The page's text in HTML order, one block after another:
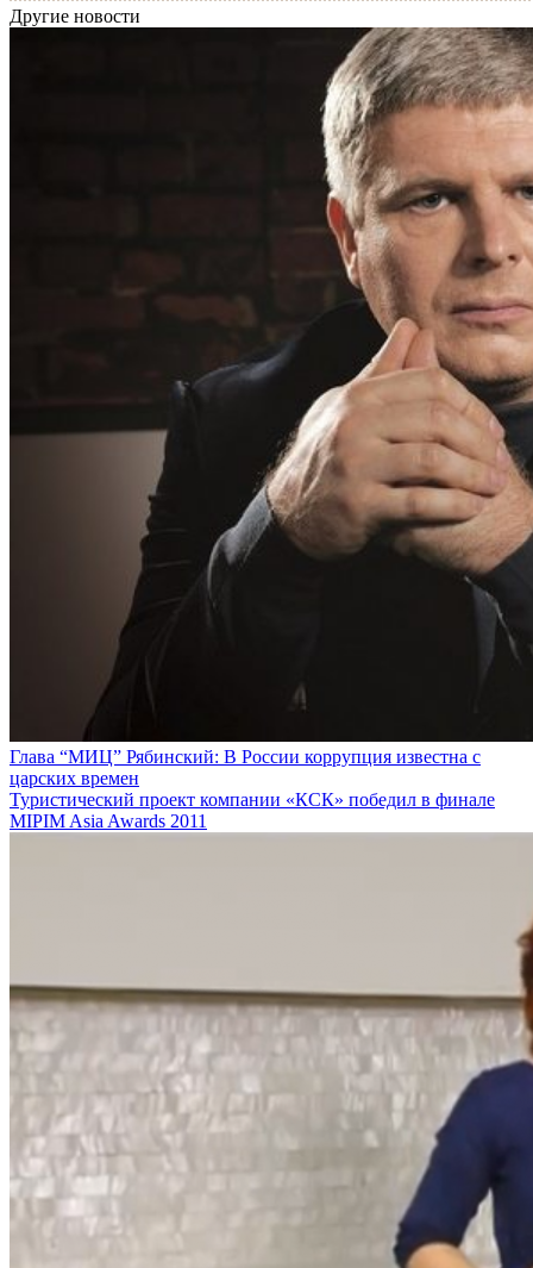
Другие новости
Глава “МИЦ” Рябинский: В России коррупция известна с
царских времен
Туристический проект компании «КСК» победил в финале
MIPIM Asia Awards 2011